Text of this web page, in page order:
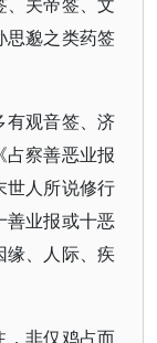
思邈之类药签
有观音签、济
察善恶业报
世人所说修行
善业报或十恶
缘、人际、疾
，非仅鸡占而